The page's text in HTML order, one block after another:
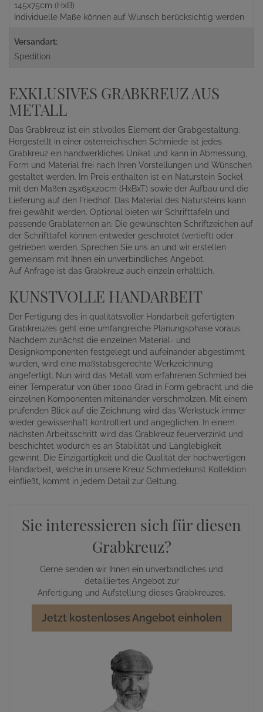
145x75cm (HxB)
Individuelle Maße können auf Wunsch berücksichtig werden
Versandart:
Spedition
EXKLUSIVES GRABKREUZ AUS
METALL
Das Grabkreuz ist ein stilvolles Element der Grabgestaltung.
Hergestellt in einer österreichischen Schmiede ist jedes
Grabkreuz ein handwerkliches Unikat und kann in Abmessung,
Form und Material frei nach Ihren Vorstellungen und Wünschen
gestaltet werden. Im Preis enthalten ist ein Naturstein Sockel
mit den Maßen 25x65x20cm (HxBxT) sowie der Aufbau und die
Lieferung auf den Friedhof. Das Material des Natursteins kann
frei gewählt werden. Optional bieten wir Schrifttafeln und
passende Grablaternen an. Die gewünschten Schriftzeichen auf
der Schrifttafel können entweder geschrotet (vertieft) oder
getrieben werden. Sprechen Sie uns an und wir erstellen
gemeinsam mit Ihnen ein unverbindliches Angebot.
Auf Anfrage ist das Grabkreuz auch einzeln erhältlich.
KUNSTVOLLE HANDARBEIT
Der Fertigung des in qualitätsvoller Handarbeit gefertigten
Grabkreuzes geht eine umfangreiche Planungsphase voraus.
Nachdem zunächst die einzelnen Material- und
Designkomponenten festgelegt und aufeinander abgestimmt
wurden, wird eine maßstabsgerechte Werkzeichnung
angefertigt. Nun wird das Metall vom erfahrenen Schmied bei
einer Temperatur von über 1000 Grad in Form gebracht und die
einzelnen Komponenten miteinander verschmolzen. Mit einem
prüfenden Blick auf die Zeichnung wird das Werkstück immer
wieder gewissenhaft kontrolliert und angeglichen. In einem
nächsten Arbeitsschritt wird das Grabkreuz feuerverzinkt und
beschichtet wodurch es an Stabilität und Langlebigkeit
gewinnt. Die Einzigartigkeit und die Qualität der hochwertigen
Handarbeit, welche in unsere Kreuz Schmiedekunst Kollektion
einfließt, kommt in jedem Detail zur Geltung.
Sie interessieren sich für diesen
Grabkreuz?
Gerne senden wir Ihnen ein unverbindliches und
detailliertes Angebot zur
Anfertigung und Aufstellung dieses Grabkreuzes.
Jetzt kostenloses Angebot einholen